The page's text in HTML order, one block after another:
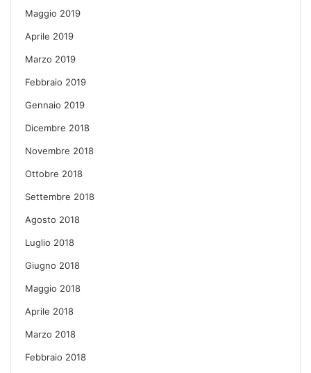
Maggio 2019
Aprile 2019
Marzo 2019
Febbraio 2019
Gennaio 2019
Dicembre 2018
Novembre 2018
Ottobre 2018
Settembre 2018
Agosto 2018
Luglio 2018
Giugno 2018
Maggio 2018
Aprile 2018
Marzo 2018
Febbraio 2018